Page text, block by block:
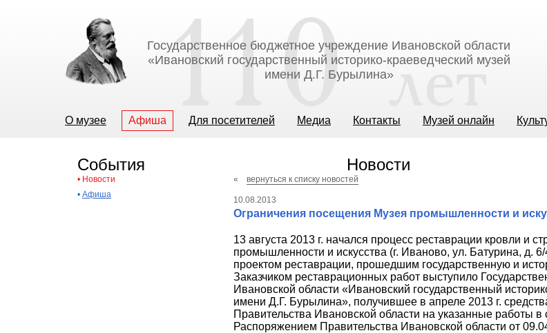
Государственное бюджетное учреждение Ивановской области
«Ивановский государственный историко-краеведческий музей
имени Д.Г. Бурылина»
О музее Афиша Для посетителей Медиа Контакты Музей онлайн
События
• Новости
• Афиша
Новости
« вернуться к списку новостей
10.08.2013
Ограничения посещения Музея промышленности и
13 августа 2013 г. начался процесс реставрации кровли и
промышленности и искусства (г. Иваново, ул. Батурина, д. 6/
проектом реставрации, прошедшим государственную и
Заказчиком реставрационных работ выступило
Ивановской области «Ивановский государственный
имени Д.Г. Бурылина», получившее в апреле 2013 г.
Правительства Ивановской области на указанные работы в
Распоряжением Правительства Ивановской области от